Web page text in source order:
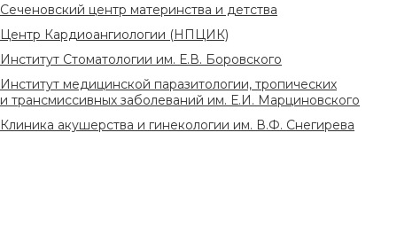
Сеченовский центр материнства и детства
Центр Кардиоангиологии (НПЦИК)
Институт Стоматологии им. Е.В. Боровского
Институт медицинской паразитологии, тропических
и трансмиссивных заболеваний им. Е.И. Марциновского
Клиника акушерства и гинекологии им. В.Ф. Снегирева